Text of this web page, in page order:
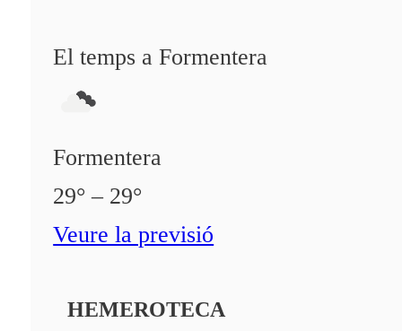
El temps a Formentera
Formentera
29° – 29°
Veure la previsió
HEMEROTECA